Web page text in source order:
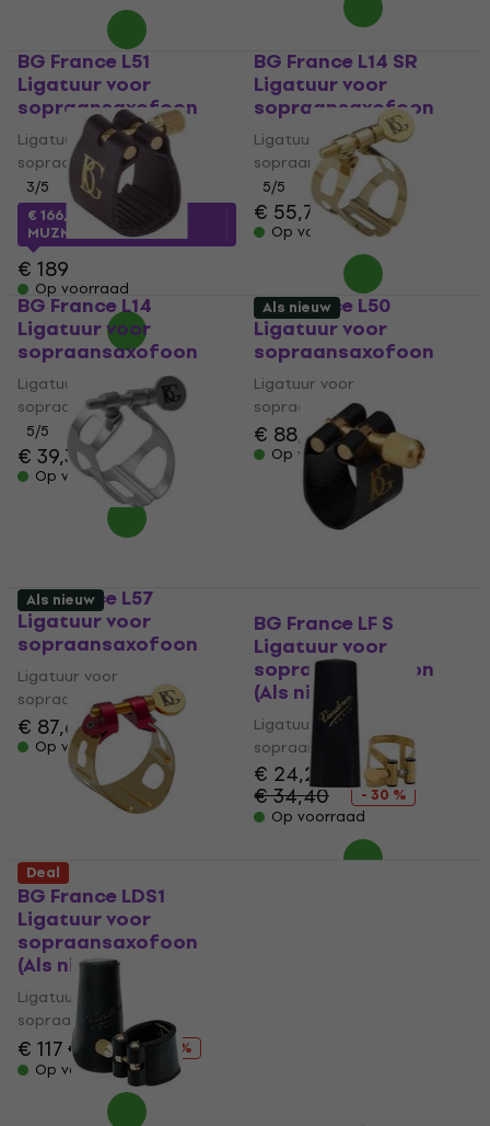
BG France L51
Ligatuur voor
sopraansaxofoon
Ligatuur voor
sopraansaxofoon
3/5
€ 166,45met code
MUZMUZ-10
€ 189
Op voorraad
BG France L14 SR
Ligatuur voor
sopraansaxofoon
Ligatuur voor
sopraansaxofoon
5/5
€ 55,70€ 57
Op voorraad
BG France L14
Ligatuur voor
sopraansaxofoon
Ligatuur voor
sopraansaxofoon
5/5
€ 39,30 € 40,10
Op voorraad
BG France L50
Ligatuur voor
sopraansaxofoon
Ligatuur voor
sopraansaxofoon
€ 88,80€ 91,20
Op voorraad
BG France L57
Ligatuur voor
sopraansaxofoon
Ligatuur voor
sopraansaxofoon
€ 87,60
Op voorraad
Als nieuw
BG France LF S
Ligatuur voor
sopraansaxofoon
(Als nieuw)
Ligatuur voor
sopraansaxofoon
€ 24,20
€ 34,40
- 30 %
Op voorraad
Als nieuw
BG France LDS1
Ligatuur voor
sopraansaxofoon
(Als nieuw)
Ligatuur voor
sopraansaxofoon
€ 117€ 134
- 13 %
Op voorraad
Deal